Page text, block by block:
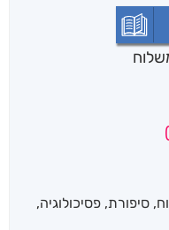
)
, סיפורת, פסיכולוגיה,